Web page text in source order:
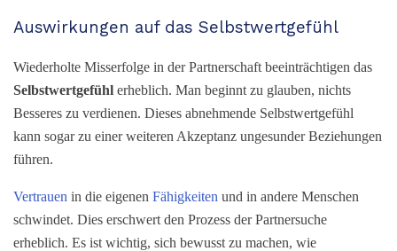
Auswirkungen auf das Selbstwertgefühl
Wiederholte Misserfolge in der Partnerschaft beeinträchtigen das
Selbstwertgefühl erheblich. Man beginnt zu glauben, nichts
Besseres zu verdienen. Dieses abnehmende Selbstwertgefühl
kann sogar zu einer weiteren Akzeptanz ungesunder Beziehungen
führen.
Vertrauen in die eigenen Fähigkeiten und in andere Menschen
schwindet. Dies erschwert den Prozess der Partnersuche
erheblich. Es ist wichtig, sich bewusst zu machen, wie